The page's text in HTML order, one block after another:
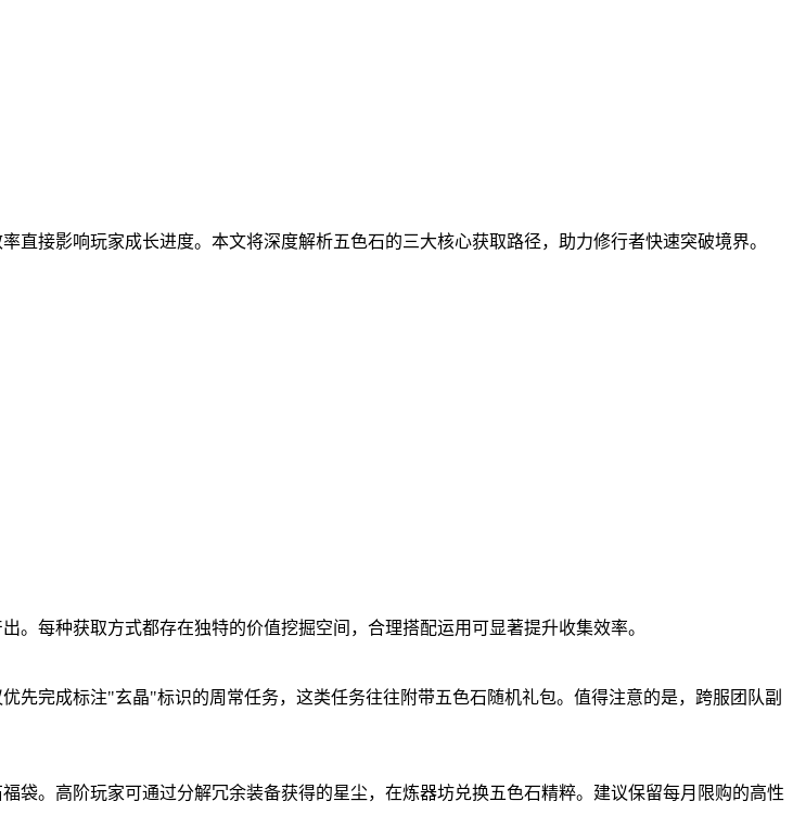
直接影响玩家成长进度。本文将深度解析五色石的三大核心获取路径，助力修行者快速突破境界。
每种获取方式都存在独特的价值挖掘空间，合理搭配运用可显著提升收集效率。
先完成标注"玄晶"标识的周常任务，这类任务往往附带五色石随机礼包。值得注意的是，跨服团队副
袋。高阶玩家可通过分解冗余装备获得的星尘，在炼器坊兑换五色石精粹。建议保留每月限购的高性